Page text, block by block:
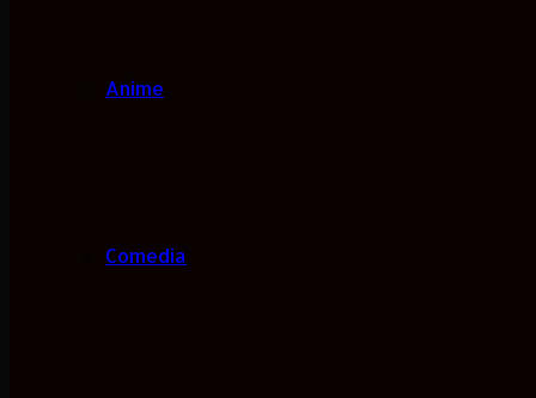
Anime
Comedia